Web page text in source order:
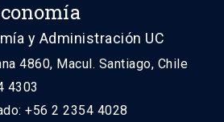
y Administración UC
4860, Macul. Santiago, Chile
4303
+56 2 2354 4028